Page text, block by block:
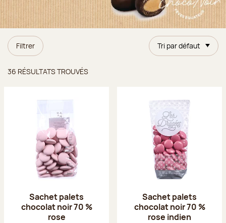
Filtrer Tri par défaut
36 RÉSULTATS TROUVÉS
Sachet palets
chocolat noir 70 %
rose
Sachet palets
chocolat noir 70 %
rose indien